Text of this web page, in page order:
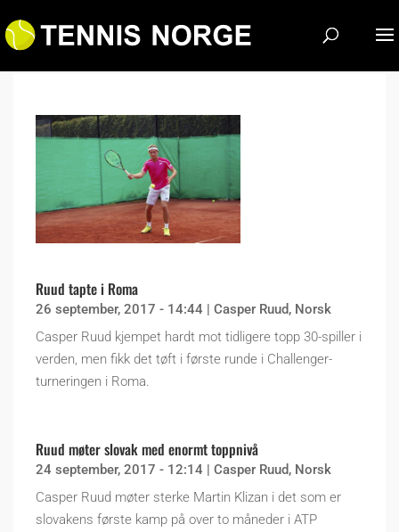
Ruud tapte i Roma
26 september, 2017 - 14:44 | Casper Ruud, Norsk
Casper Ruud kjempet hardt mot tidligere topp 30-spiller i
verden, men fikk det tøft i første runde i Challenger-
turneringen i Roma.
Ruud møter slovak med enormt toppnivå
24 september, 2017 - 12:14 | Casper Ruud, Norsk
Casper Ruud møter sterke Martin Klizan i det som er
slovakens første kamp på over to måneder i ATP